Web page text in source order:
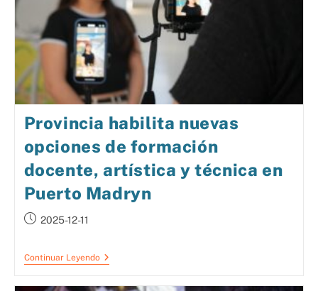
Provincia habilita nuevas
opciones de formación
docente, artística y técnica en
Puerto Madryn
2025-12-11
Continuar Leyendo